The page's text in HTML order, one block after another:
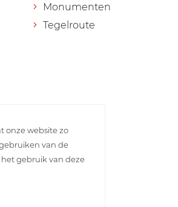
Monumenten
Tegelroute
onze website zo
van de
gebruik van deze